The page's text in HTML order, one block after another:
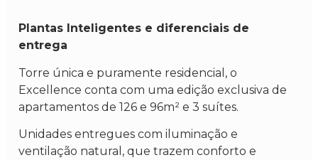
Plantas Inteligentes e diferenciais de
entrega
Torre única e puramente residencial, o
Excellence conta com uma edição exclusiva de
apartamentos de 126 e 96m² e 3 suítes.
Unidades entregues com iluminação e
ventilação natural, que trazem conforto e